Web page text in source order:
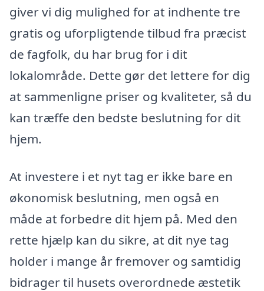
giver vi dig mulighed for at indhente tre
gratis og uforpligtende tilbud fra præcist
de fagfolk, du har brug for i dit
lokalområde. Dette gør det lettere for dig
at sammenligne priser og kvaliteter, så du
kan træffe den bedste beslutning for dit
hjem.
At investere i et nyt tag er ikke bare en
økonomisk beslutning, men også en
måde at forbedre dit hjem på. Med den
rette hjælp kan du sikre, at dit nye tag
holder i mange år fremover og samtidig
bidrager til husets overordnede æstetik